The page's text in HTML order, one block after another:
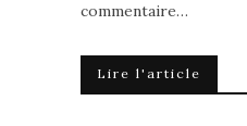
commentaire…
Lire l'article